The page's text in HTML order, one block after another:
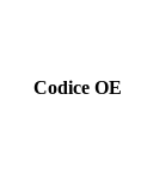
Codice OE